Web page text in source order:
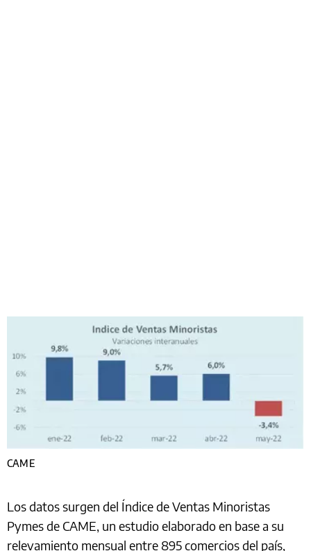
CAME
Los datos surgen del Índice de Ventas Minoristas
Pymes de CAME, un estudio elaborado en base a su
relevamiento mensual entre 895 comercios del país,